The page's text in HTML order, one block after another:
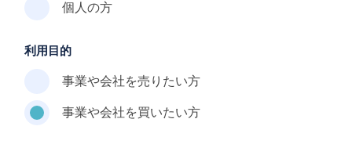
個人の方
利用目的
事業や会社を売りたい方
事業や会社を買いたい方